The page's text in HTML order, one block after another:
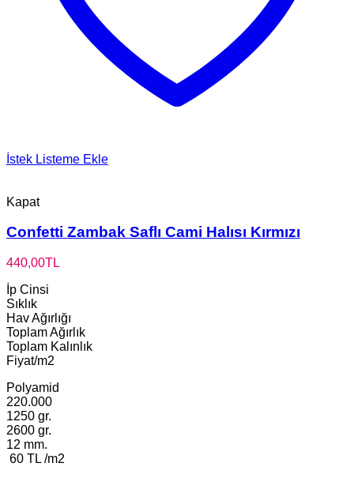
İstek Listeme Ekle
Kapat
Confetti Zambak Saflı Cami Halısı Kırmızı
440,00TL
İp Cinsi
Sıklık
Hav Ağırlığı
Toplam Ağırlık
Toplam Kalınlık
Fiyat/m2
Polyamid
220.000
1250 gr.
2600 gr.
12 mm.
60 TL /m2